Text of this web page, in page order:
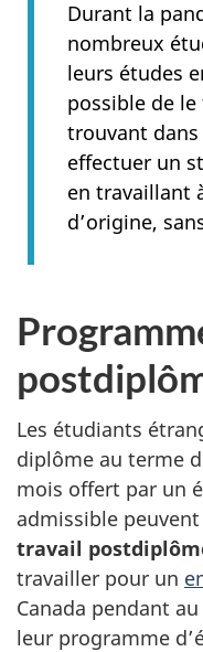
Durant la
nombreux
leurs études
possible de
trouvant
effectuer un
en travaillant
d’origine,
Les étudiants
diplôme au terme
mois offert par un
admissible
travail
travailler pour un
Canada pendant
leur programme